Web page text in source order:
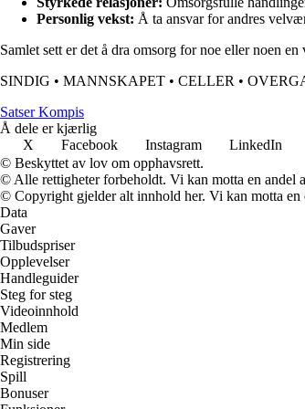
Personlig vekst: Å ta ansvar for andres
Samlet sett er det å dra omsorg for noe eller noen
SINDIG • MANNSKAPET • CELLER •
Satser Kompis
Å dele er kjærlig
X
Facebook Instagram LinkedIn
© Beskyttet av lov om opphavsrett.
© Alle rettigheter forbeholdt. Vi kan motta en andel
© Copyright gjelder alt innhold her. Vi kan motta
Data
Gaver
Tilbudspriser
Opplevelser
Handleguider
Steg for steg
Videoinnhold
Medlem
Min side
Registrering
Spill
Bonuser